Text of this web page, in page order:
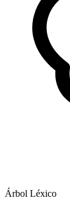
Árbol Léxico